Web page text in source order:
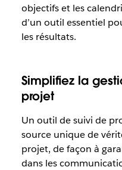
objectifs et les
d’un outil essentiel
les résultats.
Simplifiez la
projet
Un outil de suivi de
source unique de
projet, de façon à
dans les